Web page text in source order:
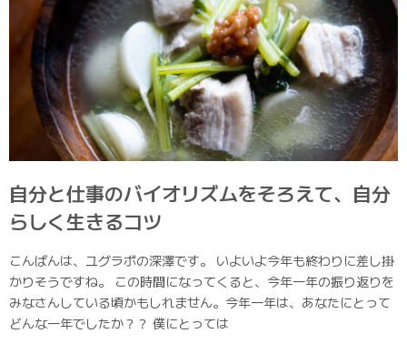
自分と仕事のバイオリズムをそろえて、自分
らしく生きるコツ
こんばんは、ユグラボの深澤です。 いよいよ今年も終わりに差し掛
かりそうですね。 この時間になってくると、今年一年の振り返りを
みなさんしている頃かもしれません。今年一年は、あなたにとって
どんな一年でしたか？？ 僕にとっては